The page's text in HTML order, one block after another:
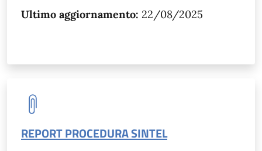
Ultimo aggiornamento: 22/08/2025
REPORT PROCEDURA SINTEL